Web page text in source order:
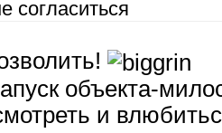
согласиться
объекта-
и